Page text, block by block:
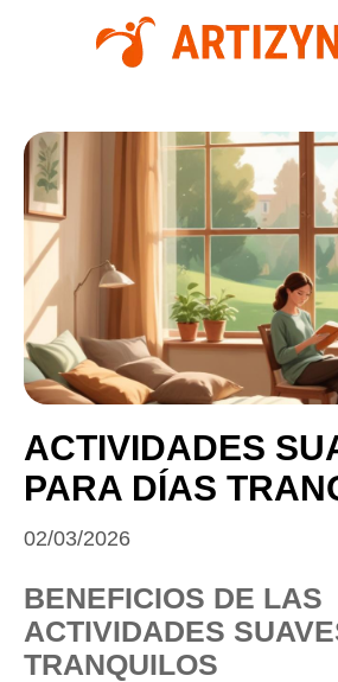
ACTIVIDADES
PARA DÍAS
02/03/2026
BENEFICIOS DE LAS
ACTIVIDADES
TRANQUILOS